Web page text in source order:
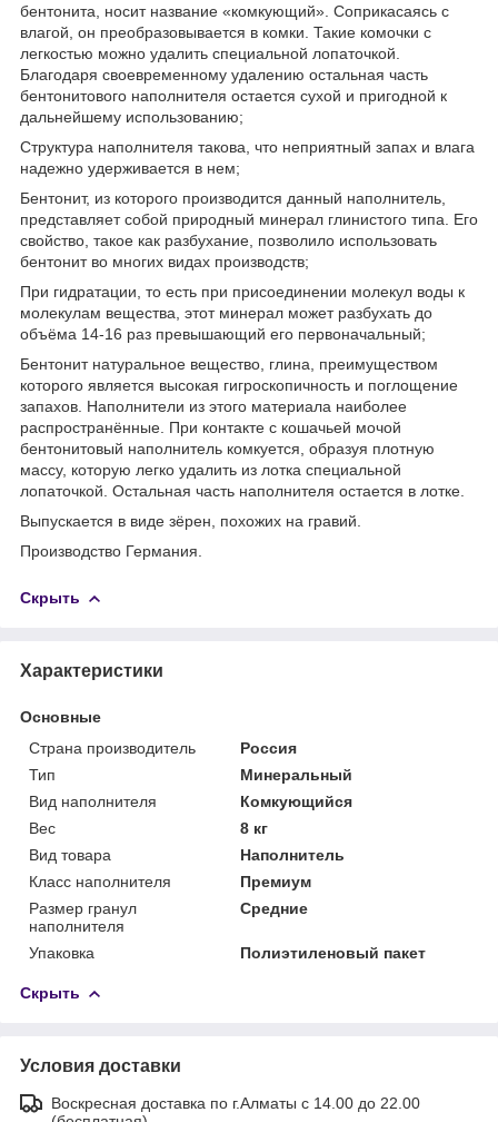
бентонита, носит название «комкующий». Соприкасаясь с
влагой, он преобразовывается в комки. Такие комочки с
легкостью можно удалить специальной лопаточкой.
Благодаря своевременному удалению остальная часть
бентонитового наполнителя остается сухой и пригодной к
дальнейшему использованию;
Структура наполнителя такова, что неприятный запах и влага
надежно удерживается в нем;
Бентонит, из которого производится данный наполнитель,
представляет собой природный минерал глинистого типа. Его
свойство, такое как разбухание, позволило использовать
бентонит во многих видах производств;
При гидратации, то есть при присоединении молекул воды к
молекулам вещества, этот минерал может разбухать до
объёма 14-16 раз превышающий его первоначальный;
Бентонит натуральное вещество, глина, преимуществом
которого является высокая гигроскопичность и поглощение
запахов. Наполнители из этого материала наиболее
распространённые. При контакте с кошачьей мочой
бентонитовый наполнитель комкуется, образуя плотную
массу, которую легко удалить из лотка специальной
лопаточкой. Остальная часть наполнителя остается в лотке.
Выпускается в виде зёрен, похожих на гравий.
Производство Германия.
Скрыть
Характеристики
Основные
Страна производитель
Россия
Тип
Минеральный
Вид наполнителя
Комкующийся
Вес
8 кг
Вид товара
Наполнитель
Класс наполнителя
Премиум
Размер гранул
наполнителя
Средние
Упаковка Полиэтиленовый пакет
Скрыть
Условия доставки
Воскресная доставка по г.Алматы с 14.00 до 22.00